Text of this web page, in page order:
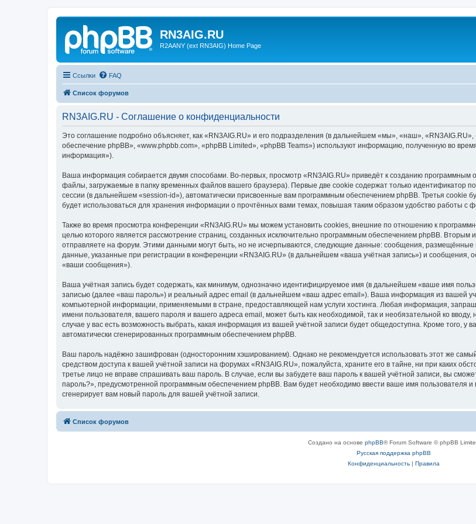
RN3AIG.RU
R2AANY (ext RN3AIG) Home Page
Ссылки FAQ
Список форумов
RN3AIG.RU - Соглашение о конфиденциальности
Это соглашение подробно объясняет, как «RN3AIG.RU» и его подразделения (в дальнейшем «мы», «наш»,
обеспечение phpBB», «www.phpbb.com», «phpBB Limited», «phpBB Teams») используют информацию, полученную во
информация»).
Ваша информация собирается двумя способами. Во-первых, просмотр «RN3AIG.RU» приведёт к созданию программным
файлы, загружаемые в папку временных файлов вашего браузера). Первые две cookie содержат только идентификатор
сессии (в дальнейшем «session-id»), автоматически присвоенные вам программным обеспечением phpBB. Третья cookie
будет использоваться для хранения информации о прочтённых вами темах, повышая таким образом удобство работы с
Также во время просмотра конференции «RN3AIG.RU» мы можем установить cookies, внешние по отношению к
целью которого является рассмотрение страниц, созданных исключительно программным обеспечением phpBB.
отправляете на форум. Этими данными могут быть, но не исчерпываются, следующие данные: сообщения,
данные, указанные при регистрации в конференции «RN3AIG.RU» (в дальнейшем «ваша учётная запись») и сообщения,
«ваши сообщения»).
Ваша учётная запись будет содержать, как минимум, однозначно идентифицируемое имя (в дальнейшем «ваше имя
записью (далее «ваш пароль») и реальный адрес email (в дальнейшем «ваш адрес email»). Ваша информация из вашей
компьютерной информации, применяемыми в стране, предоставляющей нам услуги хостинга. Любая информация,
имени пользователя, вашего пароля и вашего адреса email, может быть как необходимой, так и необязательной ко
случае у вас есть возможность выбрать, какая информация из вашей учётной записи будет общедоступна. Кроме того, у
автоматически сгенерированных программным обеспечением phpBB.
Ваш пароль надёжно зашифрован (односторонним хэшированием). Однако не рекомендуется использовать этот же
средством доступа к вашей учётной записи на форумах «RN3AIG.RU», пожалуйста, храните его в тайне, ни при каких
третье лицо не вправе спрашивать ваш пароль. В случае, если вы забудете ваш пароль к вашей учётной записи, вы
пароль?», предусмотренной программным обеспечением phpBB. Вам будет необходимо ввести ваше имя пользователя
сгенерирует вам новый пароль для вашей учётной записи.
Список форумов
Создано на основе phpBB® Forum Software © phpBB
Русская поддержка phpBB
Конфиденциальность| Правила